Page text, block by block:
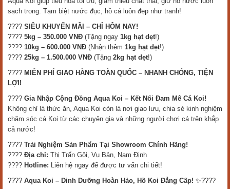
sạch trong. Tạm biệt nước đục, hồ cá luôn đẹp như tranh!
???? SIÊU KHUYẾN MÃI – CHỈ HÔM NAY!
???? 5kg – 350.000 VNĐ (Tặng ngay 1kg hạt dẹt!)
???? 10kg – 600.000 VNĐ (Nhận thêm 1kg hạt dẹt!)
???? 25kg – 1.500.000 VNĐ (Tặng 2kg hạt dẹt!)
???? MIỄN PHÍ GIAO HÀNG TOÀN QUỐC – NHANH CHÓNG, TIỆN
LỢI!
???? Gia Nhập Cộng Đồng Aqua Koi – Kết Nối Đam Mê Cá Koi!
Không chỉ là thức ăn, Aqua Koi còn là nơi giao lưu, chia sẻ kinh nghiệm
chăm sóc cá Koi từ các chuyên gia và những người chơi cá trên khắp
cả nước!
???? Trải Nghiệm Sản Phẩm Tại Showroom Chính Hãng!
???? Địa chỉ: Thị Trấn Gôi, Vụ Bản, Nam Định
???? Hotline: Liên hệ ngay để được tư vấn chi tiết!
???? Aqua Koi – Dinh Dưỡng Hoàn Hảo, Hồ Koi Đẳng Cấp! ✨????